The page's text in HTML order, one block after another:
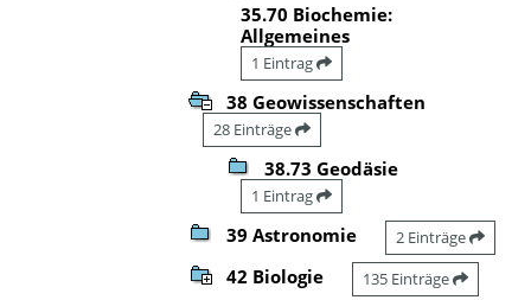
35.70 Biochemie:
Allgemeines
1 Eintrag
38 Geowissenschaften
28 Einträge
38.73 Geodäsie
1 Eintrag
39 Astronomie 2 Einträge
42 Biologie 135 Einträge